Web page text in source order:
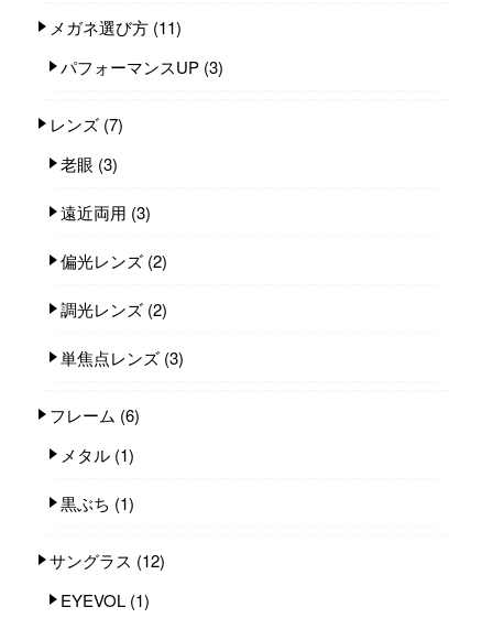
メガネ選び方 (11)
パフォーマンスUP (3)
レンズ (7)
老眼 (3)
遠近両用 (3)
偏光レンズ (2)
調光レンズ (2)
単焦点レンズ (3)
フレーム (6)
メタル (1)
黒ぶち (1)
サングラス (12)
EYEVOL (1)